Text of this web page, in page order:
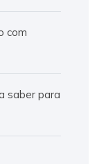
com
saber para